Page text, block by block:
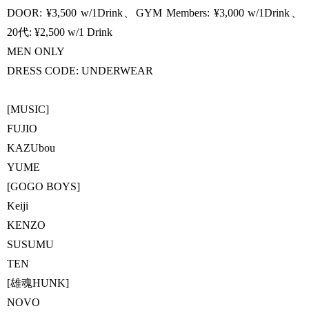
DOOR: ¥3,500 w/1Drink、GYM Members: ¥3,000 w/1Drink、
20代: ¥2,500 w/1 Drink
MEN ONLY
DRESS CODE: UNDERWEAR
[MUSIC]
FUJIO
KAZUbou
YUME
[GOGO BOYS]
Keiji
KENZO
SUSUMU
TEN
[雄魂HUNK]
NOVO